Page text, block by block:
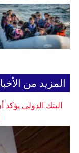
المزيد من
البنك الدولي